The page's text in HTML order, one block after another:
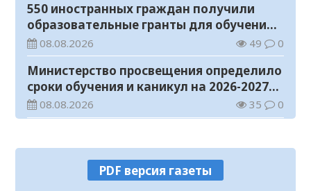
550 иностранных граждан получили
образовательные гранты для обучения в
Казахстане
08.08.2026 49 0
Министерство просвещения определило
сроки обучения и каникул на 2026-2027
учебный год
08.08.2026 35 0
08.08.2026 27 0
У граждан высокие ожидания от
PDF версия газеты